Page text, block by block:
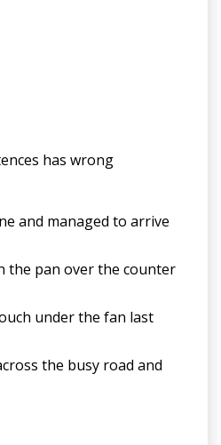
has wrong
and managed to arrive
the pan over the counter
under the fan last
the busy road and